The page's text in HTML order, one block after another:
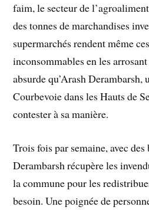
faim, le secteur de
des tonnes de marchandises
supermarchés rendent même
inconsommables en les
absurde qu’Arash
Courbevoie dans les Hauts de
contester à sa manière.
Trois fois par semaine, avec
Derambarsh récupère les
la commune pour les
besoin. Une poignée de